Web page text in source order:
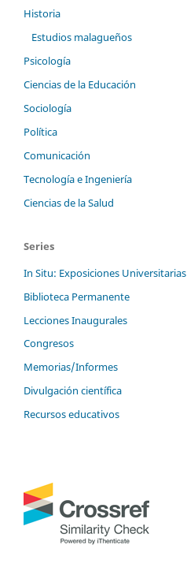
Historia
Estudios malagueños
Psicología
Ciencias de la Educación
Sociología
Política
Comunicación
Tecnología e Ingeniería
Ciencias de la Salud
Series
In Situ: Exposiciones Universitarias
Biblioteca Permanente
Lecciones Inaugurales
Congresos
Memorias/Informes
Divulgación científica
Recursos educativos